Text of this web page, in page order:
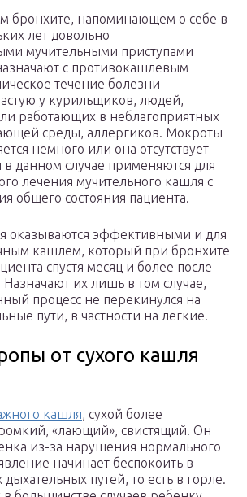
бронхите, напоминающем о себе в
лет довольно
мучительными приступами
с противокашлевым
течение болезни
у курильщиков, людей,
работающих в неблагоприятных
среды, аллергиков. Мокроты
немного или она отсутствует
данном случае применяются для
лечения мучительного кашля с
общего состояния пациента.
оказываются эффективными и для
кашлем, который при бронхите
спустя месяц и более после
их лишь в том случае,
процесс не перекинулся на
пути, в частности на легкие.
от сухого кашля
кашля, сухой более
«лающий», свистящий. Он
из-за нарушения нормального
начинает беспокоить в
дыхательных путей, то есть в горле.